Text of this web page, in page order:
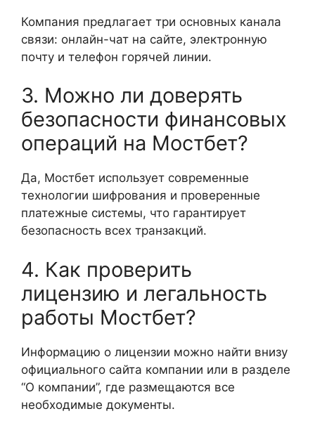
Компания предлагает три основных канала
связи: онлайн-чат на сайте, электронную
почту и телефон горячей линии.
3. Можно ли доверять
безопасности финансовых
операций на Мостбет?
Да, Мостбет использует современные
технологии шифрования и проверенные
платежные системы, что гарантирует
безопасность всех транзакций.
4. Как проверить
лицензию и легальность
работы Мостбет?
Информацию о лицензии можно найти внизу
официального сайта компании или в разделе
“О компании”, где размещаются все
необходимые документы.